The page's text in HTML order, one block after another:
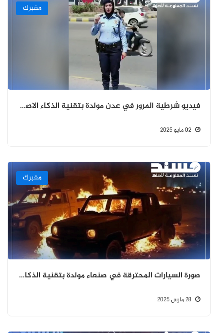
مفبرك
فيديو شرطية المرور في عدن مولدة بتقنية الذكاء الاصطناعي
مفبرك
صورة السيارات المحترقة في صنعاء مولدة بتقنية الذكاء الاصطناعي